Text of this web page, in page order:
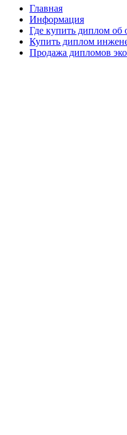
Главная
Информация
Где купить диплом об
Купить диплом
Продажа дипломов